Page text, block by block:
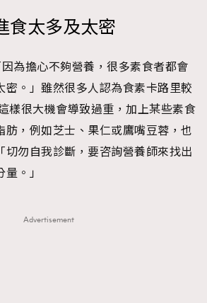
食太多及太密
為擔心不夠營養，很多素食者都會
密。」雖然很多人認為食素卡路里較
樣很大機會導致過重，加上某些素食
肪，例如芝士、果仁或鷹嘴豆蓉，也
切勿自我診斷，要咨詢營養師來找出
。」
Advertisement